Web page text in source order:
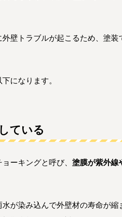
壁トラブルが起こるため、塗
になります。
ている
ョーキングと呼び、 塗膜が紫外線
が染み込んで外壁材の寿命が縮